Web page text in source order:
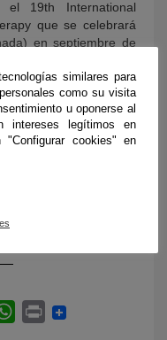
19th International
que se celebrará
en septiembre de
el proyecto NEMESIS,
profesora M Carmen
Bioquímica y Biología
Hospital Universitario
José Expósito y
como objetivo la
para la BNCT
medicina nuclear.
similares para
como su visita
u oponerse al
intereses legítimos en
"Configurar cookies" en